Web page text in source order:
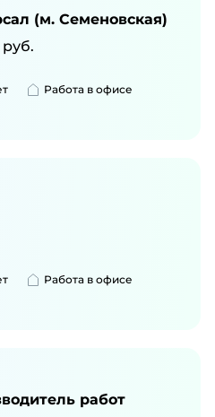
(м. Семеновская)
руб.
Работа в офисе
Работа в офисе
работ